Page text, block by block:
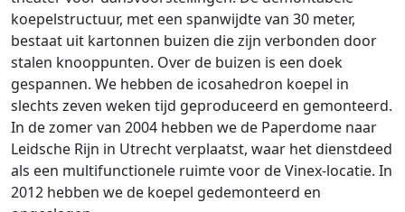
koepelstructuur, met een spanwijdte van 30 meter,
bestaat uit kartonnen buizen die zijn verbonden door
stalen knooppunten. Over de buizen is een doek
gespannen. We hebben de icosahedron koepel in
slechts zeven weken tijd geproduceerd en gemonteerd.
In de zomer van 2004 hebben we de Paperdome naar
Leidsche Rijn in Utrecht verplaatst, waar het dienstdeed
als een multifunctionele ruimte voor de Vinex-locatie. In
2012 hebben we de koepel gedemonteerd en